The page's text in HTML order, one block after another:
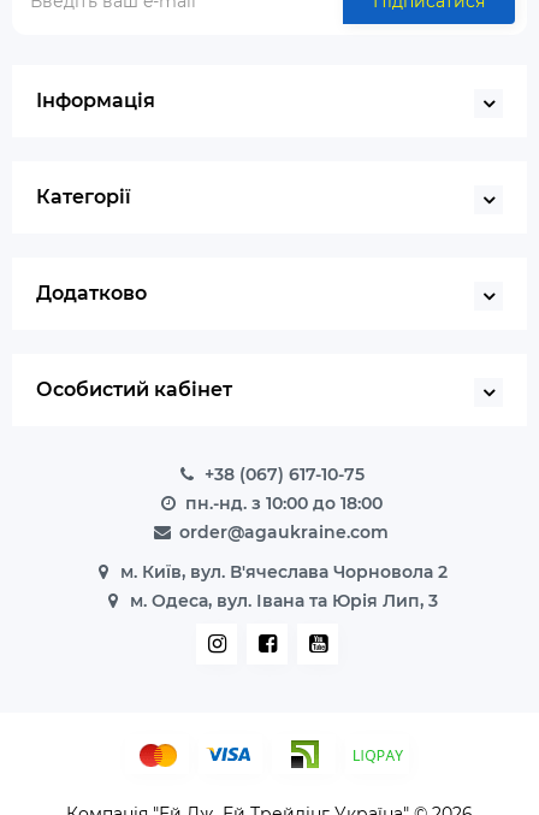
Інформація
Категорії
Додатково
Особистий кабінет
+38 (067) 617-10-75
пн.-нд. з 10:00 до 18:00
order@agaukraine.com
м. Київ, вул. В'ячеслава Чорновола 2
м. Одеса, вул. Івана та Юрія Лип, 3